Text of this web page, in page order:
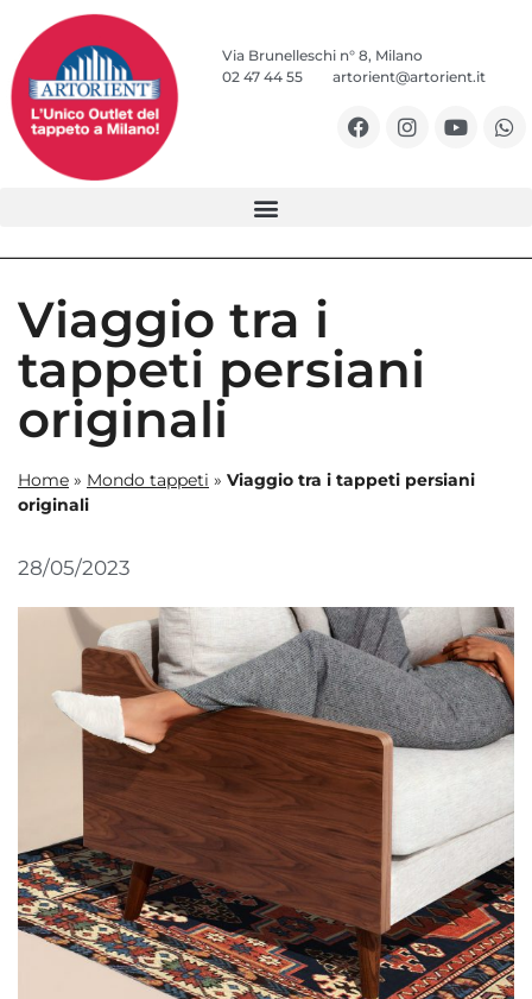
Via Brunelleschi n° 8, Milano
02 47 44 55
artorient@artorient.it
Viaggio tra i
tappeti persiani
originali
Home » Mondo tappeti » Viaggio tra i tappeti persiani
originali
28/05/2023